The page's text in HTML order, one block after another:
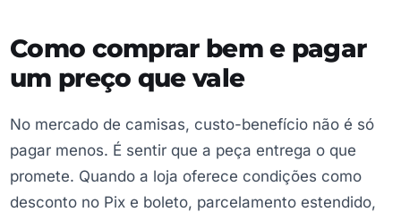
Como comprar bem e pagar
um preço que vale
No mercado de camisas, custo-benefício não é só
pagar menos. É sentir que a peça entrega o que
promete. Quando a loja oferece condições como
desconto no Pix e boleto, parcelamento estendido,